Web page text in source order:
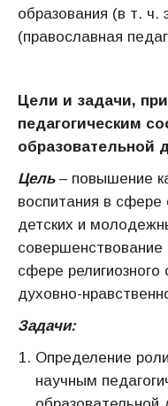
образования (в т. ч.
(православная
Цели и задачи,
педагогическим
образовательной
Цель– повышение
воспитания в сфере
детских и
совершенствование
сфере религиозного
духовно-
Задачи:
Определение
научным